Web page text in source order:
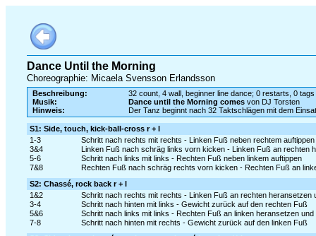
Dance Until the Morning
Choreographie: Micaela Svensson Erlandsson
Beschreibung:
32 count, 4 wall, beginner line dance; 0 restarts, 0 tags
Musik:
Dance until the Morning comes von DJ Torsten
Hinweis:
Der Tanz beginnt nach 32 Taktschlägen mit dem
S1: Side, touch, kick-ball-cross r + l
1-3
Schritt nach rechts mit rechts - Linken Fuß neben rechtem auftippen
3&4
Linken Fuß nach schräg links vorn kicken - Linken Fuß an rechten
5-6
Schritt nach links mit links - Rechten Fuß neben linkem auftippen
7&8
Rechten Fuß nach schräg rechts vorn kicken - Rechten Fuß an
S2: Chassé, rock back r + l
1&2
Schritt nach rechts mit rechts - Linken Fuß an rechten heransetzen
3-4
Schritt nach hinten mit links - Gewicht zurück auf den rechten Fuß
5&6
Schritt nach links mit links - Rechten Fuß an linken heransetzen
7-8
Schritt nach hinten mit rechts - Gewicht zurück auf den linken Fuß